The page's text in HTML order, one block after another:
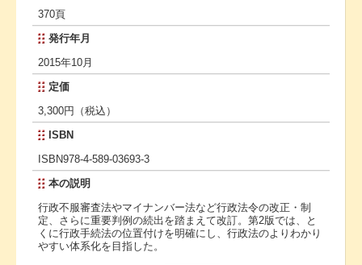
370頁
発行年月
2015年10月
定価
3,300円（税込）
ISBN
ISBN978-4-589-03693-3
本の説明
行政不服審査法やマイナンバー法など行政法令の改正・制
定、さらに重要判例の続出を踏まえて改訂。第2版では、と
くに行政手続法の位置付けを明確にし、行政法のよりわかり
やすい体系化を目指した。